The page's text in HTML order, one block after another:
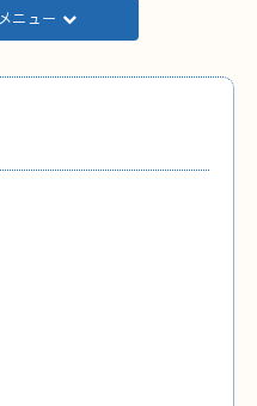
メニュー